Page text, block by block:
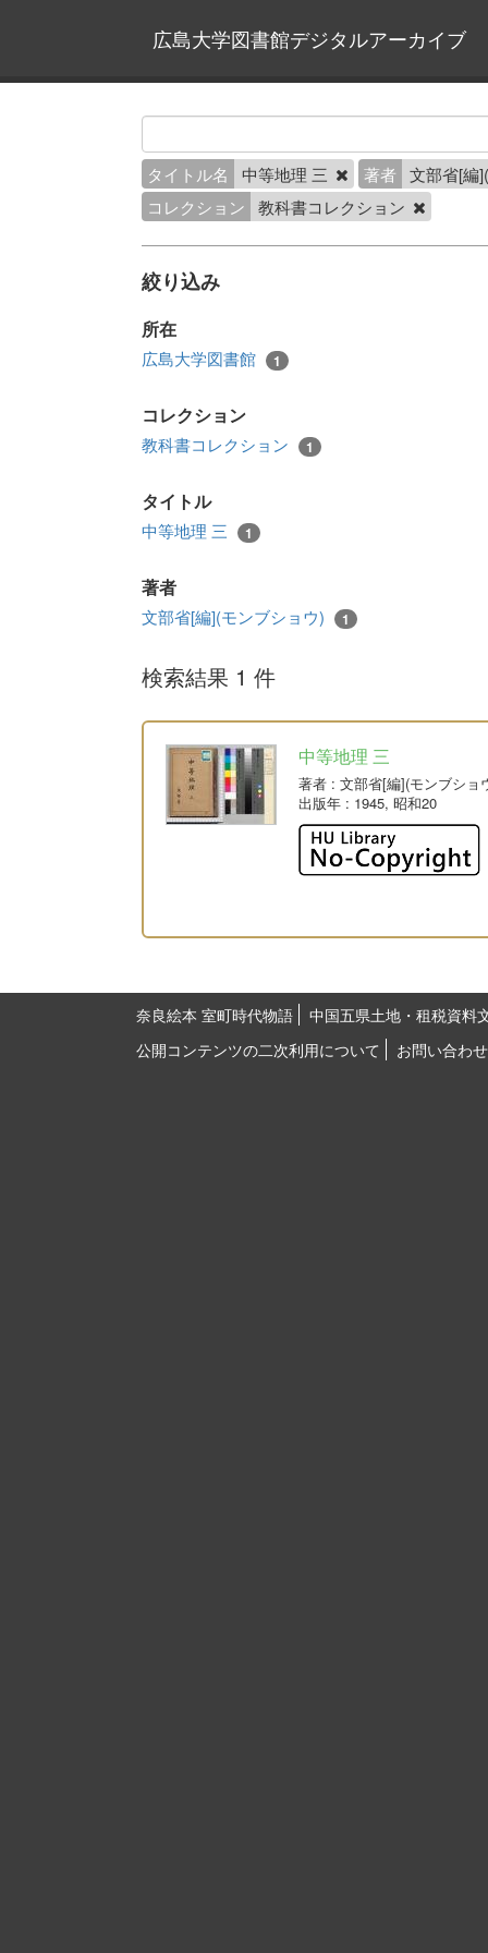
広島大学図書館デジタルアーカイブ
タイトル名 中等地理 三 著者
文部省[編
コレクション
教科書コレクション
絞り込み
所在
広島大学図書館 1
コレクション
教科書コレクション 1
タイトル
中等地理 三 1
著者
文部省[編](モンブショウ) 1
検索結果 1 件
中等地理 三
著者 : 文部省[編](モンブショ
出版年 : 1945, 昭和20
奈良絵本 室町時代物語
中国五県土地・租税資料
公開コンテンツの二次利用について
お問い合わせ